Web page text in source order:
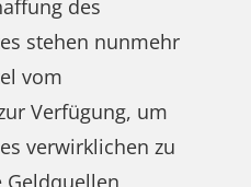
des
stehen nunmehr
vom
Verfügung, um
verwirklichen zu
Geldquellen